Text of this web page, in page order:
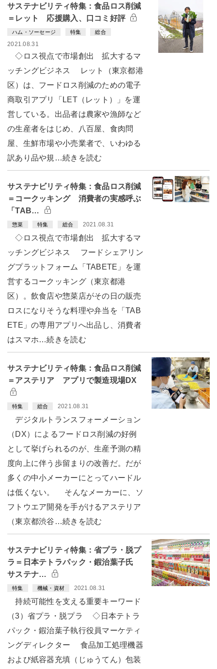
サステナビリティ特集：食品ロス削減
＝レット 応援購入、口コミ好評
ハム・ソーセージ 特集 総合
2021.08.31
◇ロス視点で市場創出 拡大するマ
ッチングビジネス レット（東京都港
区）は、フードロス削減のための電子
商取引アプリ「LET（レット）」を運
営している。出品者は農家や漁師など
の生産者をはじめ、八百屋、食肉問
屋、生鮮市場や小売業者で、いわゆる
訳あり品や規…続きを読む
サステナビリティ特集：食品ロス削減
＝コークッキング 消費者の実感呼ぶ
「TAB…
惣菜 特集 総合 2021.08.31
◇ロス視点で市場創出 拡大するマ
ッチングビジネス フードシェアリン
グプラットフォーム「TABETE」を運
営するコークッキング（東京都港
区）。飲食店や惣菜店がその日の販売
ロスになりそうな料理や弁当を「TAB
ETE」の専用アプリへ出品し、消費者
はスマホ…続きを読む
サステナビリティ特集：食品ロス削減
＝アステリア アプリで製造現場DX
特集 総合 2021.08.31
デジタルトランスフォーメーション
（DX）によるフードロス削減の好例
として挙げられるのが、生産予測の精
度向上に伴う歩留まりの改善だ。だが
多くの中小メーカーにとってハードル
は低くない。 そんなメーカーに、ソ
フトウエア開発を手がけるアステリア
（東京都渋谷…続きを読む
サステナビリティ特集：省プラ・脱プ
ラ＝日本テトラパック・鍜治葉子氏
サステナ…
特集 機械・資材 2021.08.31
持続可能性を支える重要キーワード
（3）省プラ・脱プラ ◇日本テトラ
パック・鍜治葉子執行役員マーケティ
ングディレクター 食品加工処理機器
および紙容器充填（じゅうてん）包装